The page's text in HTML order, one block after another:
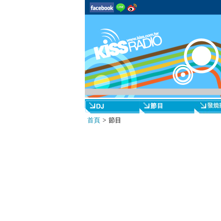
首頁> 節目